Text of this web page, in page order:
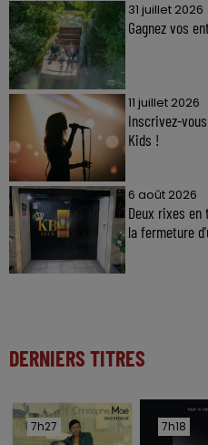
31 juillet 2026
Gagnez vos
11 juillet 2026
Inscrivez-
Kids !
6 août 2026
Deux rixes
la fermeture
DERNIERS TITRES
7h27
7h27 7h18
7h18